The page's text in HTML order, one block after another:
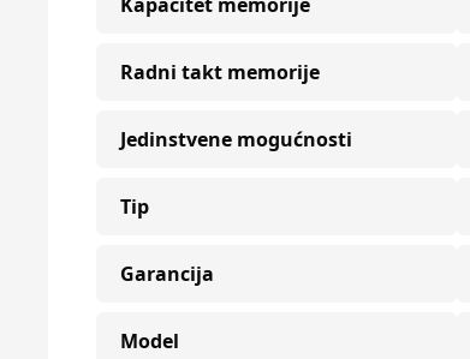
Radni takt memorije
Jedinstvene mogućnosti
Tip
Garancija
Model